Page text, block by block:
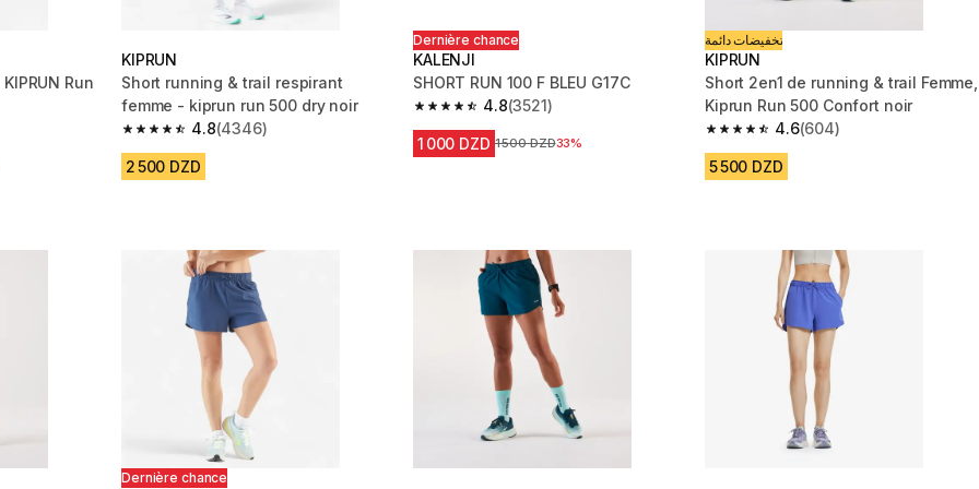
Run
reviews
KIPRUN
Short running & trail respirant
femme - kiprun run 500 dry noir
4.8
4.8 out of 5 stars from 4346 reviews
(4346)
2 500 DZD
Dernière chance
KALENJI
SHORT RUN 100 F BLEU G17C
4.8
4.8 out of 5 stars from 3521 reviews
(3521)
1 000 DZD Prix avant la réduction
1 500 DZD33%
تخفيضات دائمة
KIPRUN
Short 2en1 de running & trail Femme,
Kiprun Run 500 Confort noir
4.6
4.6 out of 5 stars from 604 reviews
(604)
5 500 DZD
Dernière chance